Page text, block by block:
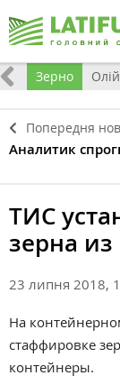
Світ Зерно
Попередня
Аналитик
ТИС
зерна
23 липня 2018,
На
стаффировке
контейнеры.